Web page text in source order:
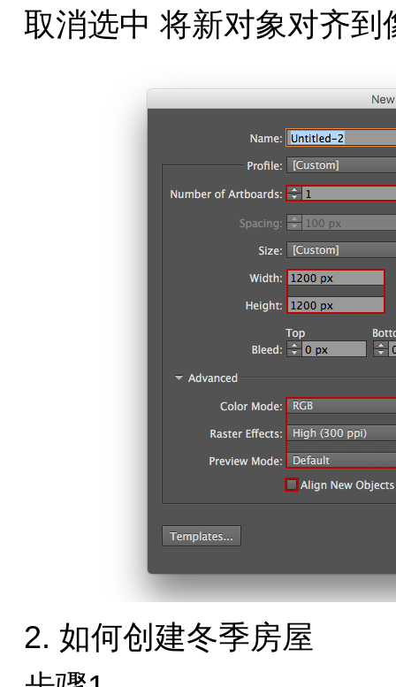
取消选中 将新对象对齐到
2. 如何创建冬季房屋